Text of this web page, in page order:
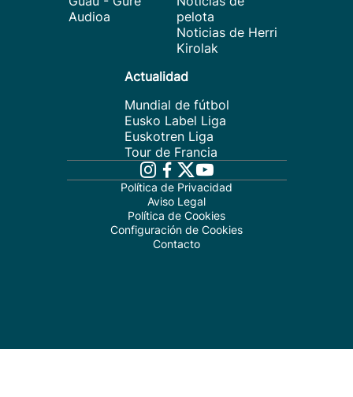
Audioa
pelota
Noticias de Herri
Kirolak
Actualidad
Mundial de fútbol
Eusko Label Liga
Euskotren Liga
Tour de Francia
Política de Privacidad
Aviso Legal
Política de Cookies
Configuración de Cookies
Contacto